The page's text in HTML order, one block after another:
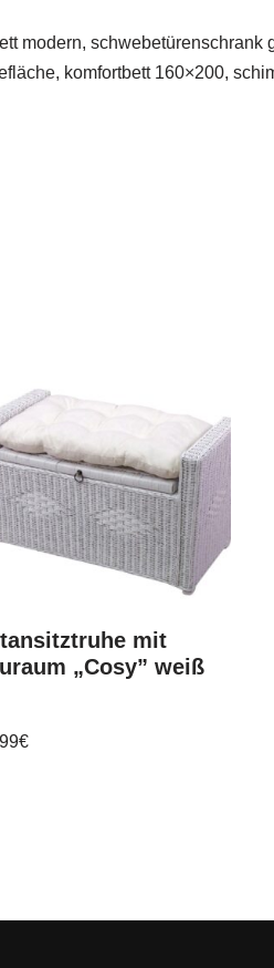
modern, schwebetürenschrank
komfortbett 160×200,
mit
„Cosy” weiß
€